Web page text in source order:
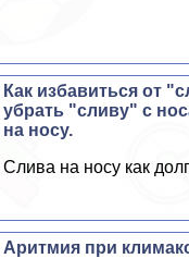
Как избавиться от
убрать "сливу" с
на носу.
Слива на носу как
Аритмия при